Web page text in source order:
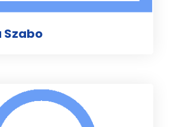
Szabo